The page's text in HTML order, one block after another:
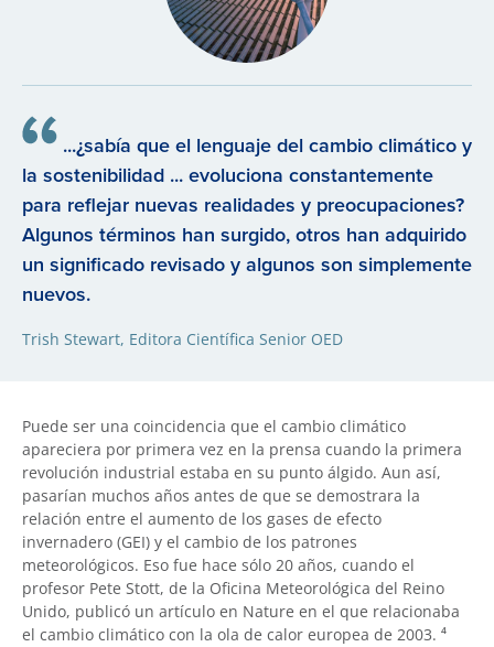
...¿sabía que el lenguaje del cambio climático y
la sostenibilidad ... evoluciona constantemente
para reflejar nuevas realidades y preocupaciones?
Algunos términos han surgido, otros han adquirido
un significado revisado y algunos son simplemente
nuevos.
Trish Stewart, Editora Científica Senior OED
Puede ser una coincidencia que el cambio climático
apareciera por primera vez en la prensa cuando la primera
revolución industrial estaba en su punto álgido. Aun así,
pasarían muchos años antes de que se demostrara la
relación entre el aumento de los gases de efecto
invernadero (GEI) y el cambio de los patrones
meteorológicos. Eso fue hace sólo 20 años, cuando el
profesor Pete Stott, de la Oficina Meteorológica del Reino
Unido, publicó un artículo en Nature en el que relacionaba
el cambio climático con la ola de calor europea de 2003. ⁴